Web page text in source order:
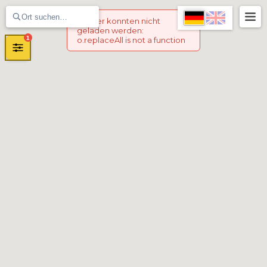
Marker konnten nicht
geladen werden:
o.replaceAll is not a function
1